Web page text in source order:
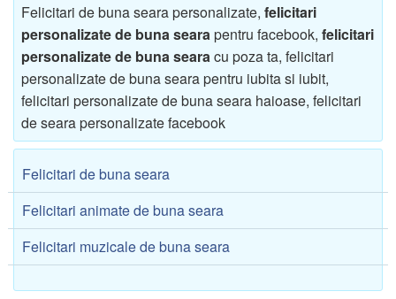
Felicitari de buna seara personalizate, felicitari
personalizate de buna seara pentru facebook, felicitari
personalizate de buna seara cu poza ta, felicitari
personalizate de buna seara pentru iubita si iubit,
felicitari personalizate de buna seara haioase, felicitari
de seara personalizate facebook
Felicitari de buna seara
Felicitari animate de buna seara
Felicitari muzicale de buna seara